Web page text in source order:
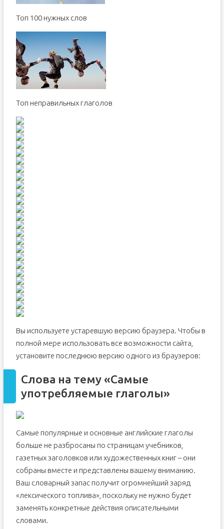
Toп 100 нужных слов
Топ неправильных глаголов
Вы используете устаревшую версию браузера. Чтобы в
полной мере использовать все возможности сайта,
установите последнюю версию одного из браузеров:
Слова на тему «Самые
употребляемые глаголы»
Самые популярные и основные английские глаголы
больше не разбросаны по страницам учебников,
газетных заголовков или художественных книг – они
собраны вместе и представлены вашему вниманию.
Ваш словарный запас получит огромнейший заряд
«лексического топлива», поскольку не нужно будет
заменять конкретные действия описательными
словами.